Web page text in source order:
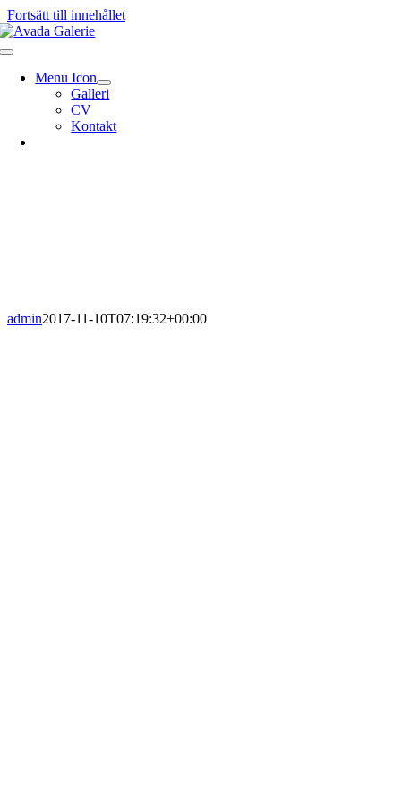
Fortsätt till innehållet
Menu Icon
Galleri
CV
Kontakt
admin2017-11-10T07:19:32+00:00